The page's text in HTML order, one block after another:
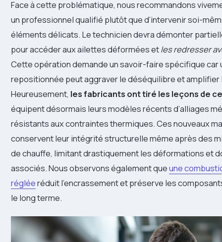
Face à cette problématique, nous recommandons
un professionnel qualifié plutôt que d’intervenir soi-
éléments délicats. Le technicien devra démonter
pour accéder aux ailettes déformées etles redresser
Cette opération demande un savoir-faire spécifique car
repositionnée peut aggraver le déséquilibre et amplifier
Heureusement, les fabricants ont tiré les leçons de
équipent désormais leurs modèles récents d’alliages
résistants aux contraintes thermiques. Ces nouveaux
conservent leur intégrité structurelle même après des
de chauffe, limitant drastiquement les déformations et
associés. Nous observons également queune
régléeréduit l’encrassement et préserve les
le long terme.